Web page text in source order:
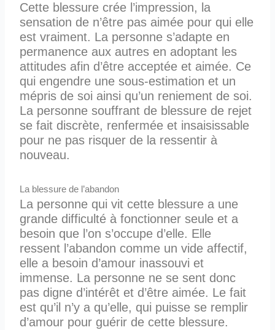
Cette blessure crée l’impression, la
sensation de n’être pas aimée pour qui elle
est vraiment. La personne s’adapte en
permanence aux autres en adoptant les
attitudes afin d’être acceptée et aimée. Ce
qui engendre une sous-estimation et un
mépris de soi ainsi qu’un reniement de soi.
La personne souffrant de blessure de rejet
se fait discrète, renfermée et insaisissable
pour ne pas risquer de la ressentir à
nouveau.
La blessure de l’abandon
La personne qui vit cette blessure a une
grande difficulté à fonctionner seule et a
besoin que l’on s’occupe d’elle. Elle
ressent l’abandon comme un vide affectif,
elle a besoin d’amour inassouvi et
immense. La personne ne se sent donc
pas digne d’intérêt et d’être aimée. Le fait
est qu’il n’y a qu’elle, qui puisse se remplir
d’amour pour guérir de cette blessure.